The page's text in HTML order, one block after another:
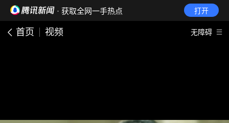
· 获取全网一手热点 打开
首页 视频 无障碍